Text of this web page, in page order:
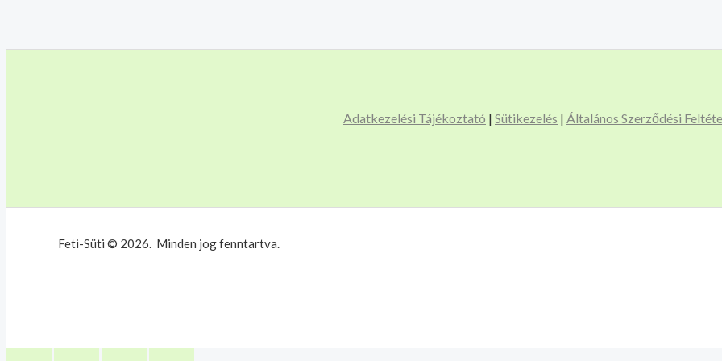
Adatkezelési Tájékoztató | Sütikezelés | Általános Szerződési
Feti-Süti © 2026. Minden jog fenntartva.